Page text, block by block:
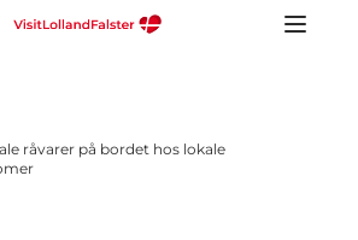
råvarer på bordet hos lokale